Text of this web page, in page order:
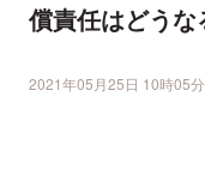
償責任はどうな
2021年05月25日 10時05分